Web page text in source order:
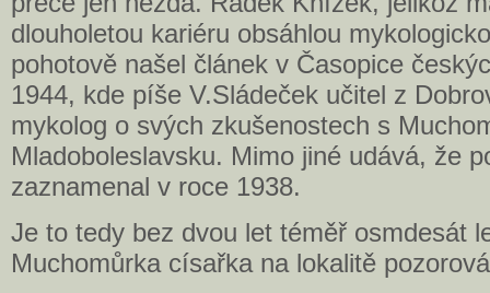
dlouholetou kariéru obsáhlou
pohotově našel článek v Časopice
1944, kde píše V.Sládeček učitel z
mykolog o svých zkušenostech s
Mladoboleslavsku. Mimo jiné udává, že
zaznamenal v roce 1938.
Je to tedy bez dvou let téměř osmdesát
Muchomůrka císařka na lokalitě